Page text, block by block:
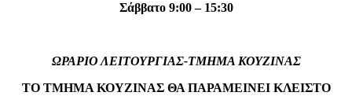
Σάββατο 9:00 – 15:30
ΩΡΑΡΙΟ ΛΕΙΤΟΥΡΓΙΑΣ-ΤΜΗΜΑ ΚΟΥΖΙΝΑΣ
ΤΟ ΤΜΗΜΑ ΚΟΥΖΙΝΑΣ ΘΑ ΠΑΡΑΜΕΙΝΕΙ ΚΛΕΙΣΤΟ